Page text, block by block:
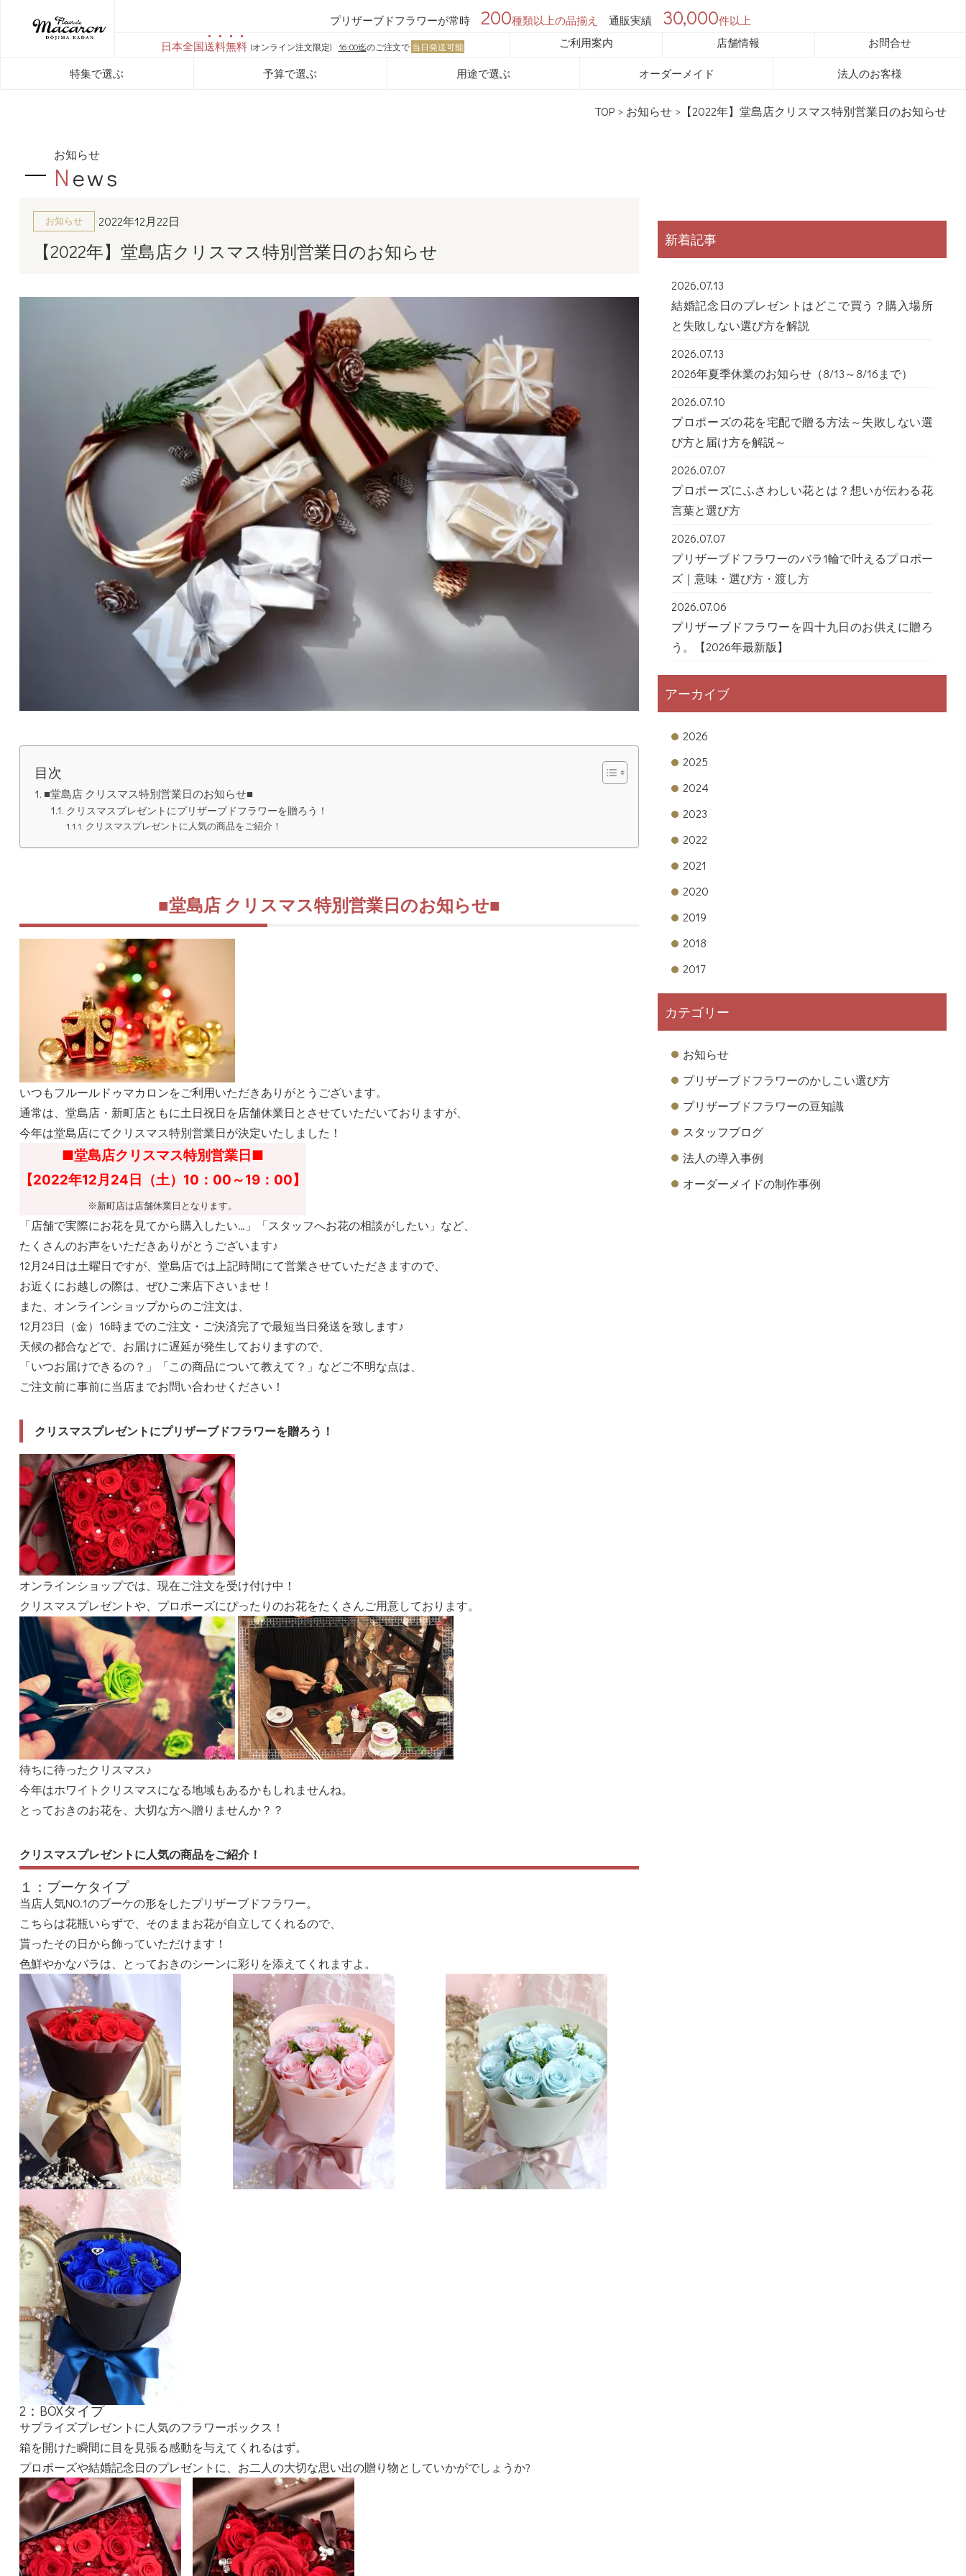
プリザーブドフラワーが常時 200種類以上の品揃え 通販実績 30,000件以上
日本全国送料無料 (オンライン注文限定) 16:00迄のご注文で 当日発送可能 ご利用案内 店舗情報 お問合せ
特集で選ぶ 予算で選ぶ 用途で選ぶ オーダーメイド 法人のお客様
TOP > お知らせ >【2022年】堂島店クリスマス特別営業日のお知らせ
お知らせ
News
お知らせ 2022年12月22日
【2022年】堂島店クリスマス特別営業日のお知らせ
目次
■堂島店 クリスマス特別営業日のお知らせ■
クリスマスプレゼントにプリザーブドフラワーを贈ろう！
クリスマスプレゼントに人気の商品をご紹介！
■堂島店 クリスマス特別営業日のお知らせ■
いつもフルールドゥマカロンをご利用いただきありがとうございます。
通常は、堂島店・新町店ともに土日祝日を店舗休業日とさせていただいておりますが、
今年は堂島店にてクリスマス特別営業日が決定いたしました！
■堂島店クリスマス特別営業日■
【2022年12月24日（土）10：00～19：00】
※新町店は店舗休業日となります。
「店舗で実際にお花を見てから購入したい…」「スタッフへお花の相談がしたい」など、
たくさんのお声をいただきありがとうございます♪
12月24日は土曜日ですが、堂島店では上記時間にて営業させていただきますので、
お近くにお越しの際は、ぜひご来店下さいませ！
また、オンラインショップからのご注文は、
12月23日（金）16時までのご注文・ご決済完了で最短当日発送を致します♪
天候の都合などで、お届けに遅延が発生しておりますので、
「いつお届けできるの？」「この商品について教えて？」などご不明な点は、
ご注文前に事前に当店までお問い合わせください！
クリスマスプレゼントにプリザーブドフラワーを贈ろう！
オンラインショップでは、現在ご注文を受け付け中！
クリスマスプレゼントや、プロポーズにぴったりのお花をたくさんご用意しております。
待ちに待ったクリスマス♪
今年はホワイトクリスマスになる地域もあるかもしれませんね。
とっておきのお花を、大切な方へ贈りませんか？？
クリスマスプレゼントに人気の商品をご紹介！
１：ブーケタイプ
当店人気NO.1のブーケの形をしたプリザーブドフラワー。
こちらは花瓶いらずで、そのままお花が自立してくれるので、
貰ったその日から飾っていただけます！
色鮮やかなバラは、とっておきのシーンに彩りを添えてくれますよ。
2：BOXタイプ
サプライズプレゼントに人気のフラワーボックス！
箱を開けた瞬間に目を見張る感動を与えてくれるはず。
プロポーズや結婚記念日のプレゼントに、お二人の大切な思い出の贈り物としていかがでしょうか?
新着記事
2026.07.13
結婚記念日のプレゼントはどこで買う？購入場所
と失敗しない選び方を解説
2026.07.13
2026年夏季休業のお知らせ（8/13～8/16まで）
2026.07.10
プロポーズの花を宅配で贈る方法～失敗しない選
び方と届け方を解説～
2026.07.07
プロポーズにふさわしい花とは？想いが伝わる花
言葉と選び方
2026.07.07
プリザーブドフラワーのバラ1輪で叶えるプロポー
ズ｜意味・選び方・渡し方
2026.07.06
プリザーブドフラワーを四十九日のお供えに贈ろ
う。【2026年最新版】
アーカイブ
2026
2025
2024
2023
2022
2021
2020
2019
2018
2017
カテゴリー
お知らせ
プリザーブドフラワーのかしこい選び方
プリザーブドフラワーの豆知識
スタッフブログ
法人の導入事例
オーダーメイドの制作事例